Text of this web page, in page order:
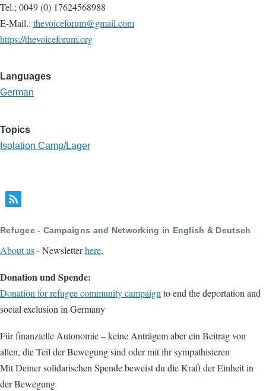
Tel.; 0049 (0) 17624568988
E-Mail.: thevoiceforum@gmail.com
https://thevoiceforum.org
Languages
German
Topics
Isolation Camp/Lager
Refugee - Campaigns and Networking in English & Deutsch
About us- Newsletterhere.
Donation und Spende:
Donation for refugee community campaignto end the deportation and
social exclusion in Germany
Für finanzielle Autonomie – keine Anträgem aber ein Beitrag von
allen, die Teil der Bewegung sind oder mit ihr sympathisieren
Mit Deiner solidarischen Spende beweist du die Kraft der Einheit in
der Bewegung